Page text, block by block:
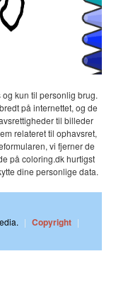
kun til personlig brug.
på internettet, og de
til billeder
relateret til ophavsret,
vi fjerner de
på coloring.dk hurtigst
dine personlige data.
| Copyright |